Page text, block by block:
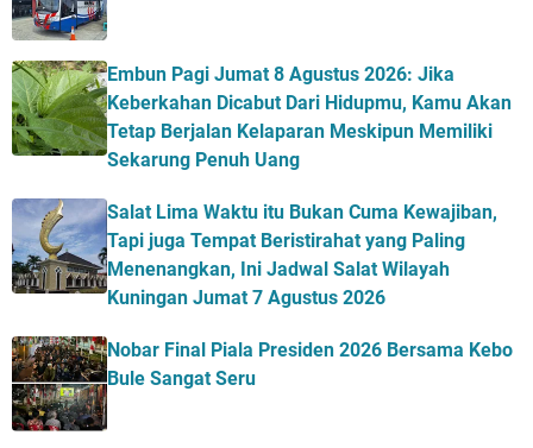
Embun Pagi Jumat 8 Agustus 2026: Jika
Keberkahan Dicabut Dari Hidupmu, Kamu Akan
Tetap Berjalan Kelaparan Meskipun Memiliki
Sekarung Penuh Uang
Salat Lima Waktu itu Bukan Cuma Kewajiban,
Tapi juga Tempat Beristirahat yang Paling
Menenangkan, Ini Jadwal Salat Wilayah
Kuningan Jumat 7 Agustus 2026
Nobar Final Piala Presiden 2026 Bersama Kebo
Bule Sangat Seru